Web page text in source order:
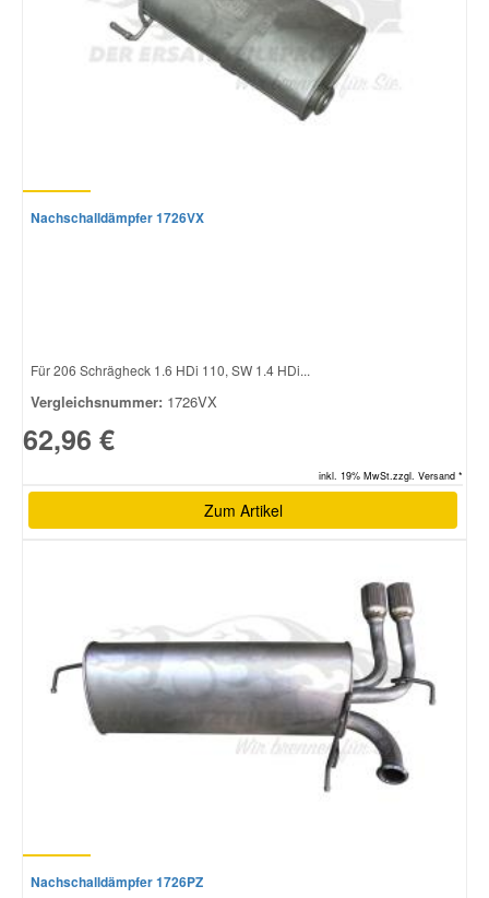
Nachschalldämpfer 1726VX
Für 206 Schrägheck 1.6 HDi 110, SW 1.4 HDi...
Vergleichsnummer: 1726VX
62,96 €
inkl. 19% MwSt.zzgl. Versand *
Zum Artikel
Nachschalldämpfer 1726PZ